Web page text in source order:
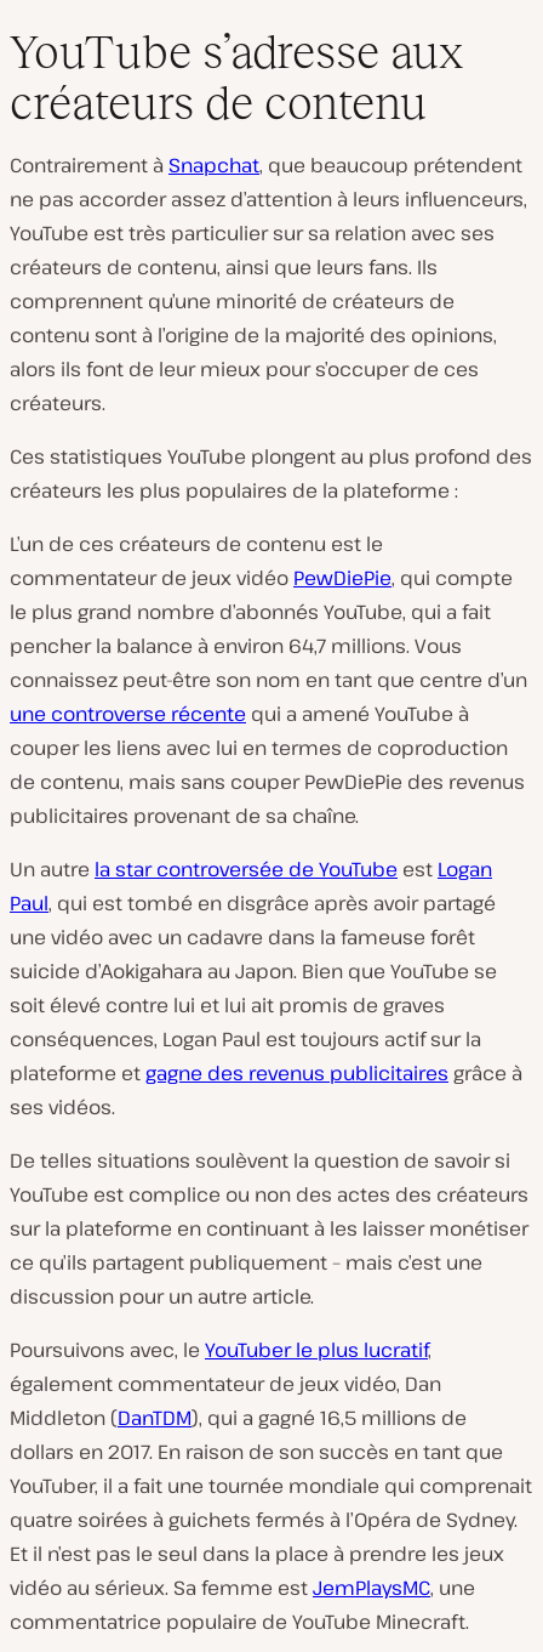
YouTube s’adresse aux
créateurs de contenu
Contrairement à Snapchat, que beaucoup prétendent
ne pas accorder assez d’attention à leurs influenceurs,
YouTube est très particulier sur sa relation avec ses
créateurs de contenu, ainsi que leurs fans. Ils
comprennent qu’une minorité de créateurs de
contenu sont à l’origine de la majorité des opinions,
alors ils font de leur mieux pour s’occuper de ces
créateurs.
Ces statistiques YouTube plongent au plus profond des
créateurs les plus populaires de la plateforme :
L’un de ces créateurs de contenu est le
commentateur de jeux vidéo PewDiePie, qui compte
le plus grand nombre d’abonnés YouTube, qui a fait
pencher la balance à environ 64,7 millions. Vous
connaissez peut-être son nom en tant que centre d’un
une controverse récente qui a amené YouTube à
couper les liens avec lui en termes de coproduction
de contenu, mais sans couper PewDiePie des revenus
publicitaires provenant de sa chaîne.
Un autre la star controversée de YouTube est Logan
Paul, qui est tombé en disgrâce après avoir partagé
une vidéo avec un cadavre dans la fameuse forêt
suicide d’Aokigahara au Japon. Bien que YouTube se
soit élevé contre lui et lui ait promis de graves
conséquences, Logan Paul est toujours actif sur la
plateforme etgagne des revenus publicitaires grâce à
ses vidéos.
De telles situations soulèvent la question de savoir si
YouTube est complice ou non des actes des créateurs
sur la plateforme en continuant à les laisser monétiser
ce qu’ils partagent publiquement – mais c’est une
discussion pour un autre article.
Poursuivons avec, le YouTuber le plus lucratif,
également commentateur de jeux vidéo, Dan
Middleton (DanTDM), qui a gagné 16,5 millions de
dollars en 2017. En raison de son succès en tant que
YouTuber, il a fait une tournée mondiale qui comprenait
quatre soirées à guichets fermés à l’Opéra de Sydney.
Et il n’est pas le seul dans la place à prendre les jeux
vidéo au sérieux. Sa femme estJemPlaysMC, une
commentatrice populaire de YouTube Minecraft.